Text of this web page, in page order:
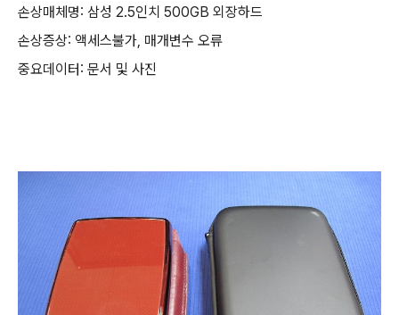
손상매체명: 삼성 2.5인치 500GB 외장하드
손상증상: 액세스불가, 매개변수 오류
중요데이터: 문서 및 사진